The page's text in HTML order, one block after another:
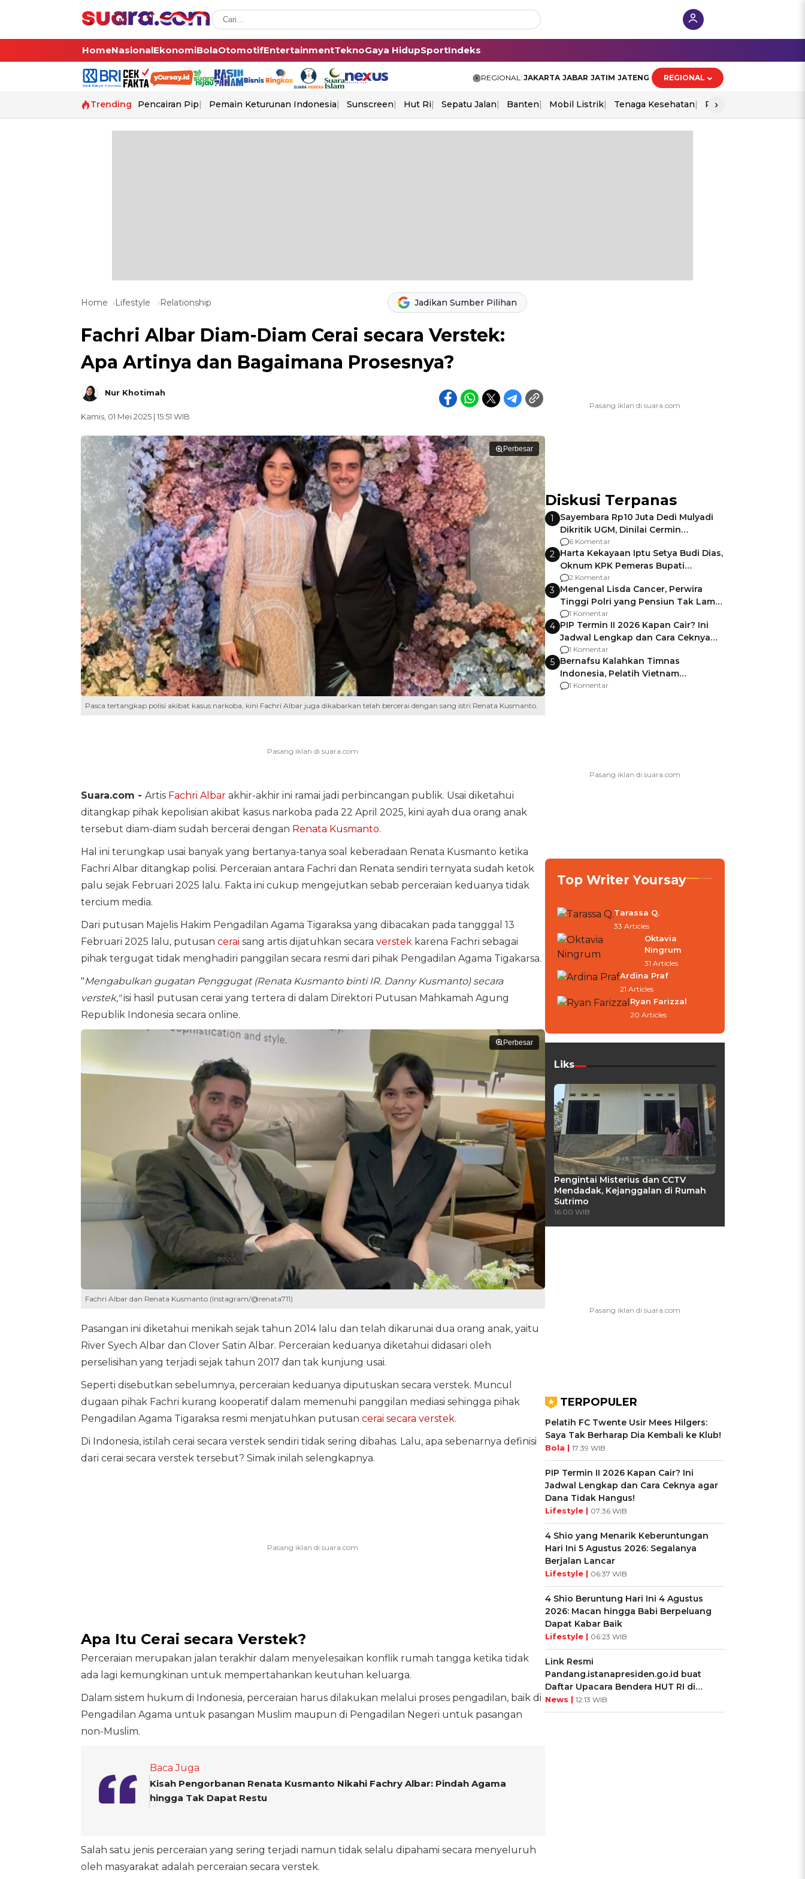
HomeNasionalEkonomiBolaOtomotifEntertainmentTeknoGaya HidupSportIndeks
REGIONAL: JAKARTA JABAR JATIM JATENG REGIONAL
Trending Pencairan Pip Pemain Keturunan Indonesia Sunscreen Hut Ri Sepatu Jalan Banten Mobil Listrik Tenaga Kesehatan Perang As-Iran
›
Home Lifestyle Relationship Jadikan Sumber Pilihan
Fachri Albar Diam-Diam Cerai secara Verstek:
Apa Artinya dan Bagaimana Prosesnya?
Nur Khotimah
Kamis, 01 Mei 2025 | 15:51 WIB
Perbesar
Pasca tertangkap polisi akibat kasus narkoba, kini Fachri Albar juga dikabarkan telah bercerai dengan sang istri Renata Kusmanto.
Suara.com - Artis Fachri Albarakhir-akhir ini ramai jadi perbincangan publik. Usai diketahui
ditangkap pihak kepolisian akibat kasus narkoba pada 22 April 2025, kini ayah dua orang anak
tersebut diam-diam sudah bercerai dengan Renata Kusmanto.
Hal ini terungkap usai banyak yang bertanya-tanya soal keberadaan Renata Kusmanto ketika
Fachri Albar ditangkap polisi. Perceraian antara Fachri dan Renata sendiri ternyata sudah ketok
palu sejak Februari 2025 lalu. Fakta ini cukup mengejutkan sebab perceraian keduanya tidak
tercium media.
Dari putusan Majelis Hakim Pengadilan Agama Tigaraksa yang dibacakan pada tangggal 13
Februari 2025 lalu, putusan cerai sang artis dijatuhkan secara verstek karena Fachri sebagai
pihak tergugat tidak menghadiri panggilan secara resmi dari pihak Pengadilan Agama Tigakarsa.
"Mengabulkan gugatan Penggugat (Renata Kusmanto binti IR. Danny Kusmanto) secara
verstek,"isi hasil putusan cerai yang tertera di dalam Direktori Putusan Mahkamah Agung
Republik Indonesia secara online.
Perbesar
Fachri Albar dan Renata Kusmanto (Instagram/@renata711)
Pasangan ini diketahui menikah sejak tahun 2014 lalu dan telah dikarunai dua orang anak, yaitu
River Syech Albar dan Clover Satin Albar. Perceraian keduanya diketahui didasari oleh
perselisihan yang terjadi sejak tahun 2017 dan tak kunjung usai.
Seperti disebutkan sebelumnya, perceraian keduanya diputuskan secara verstek. Muncul
dugaan pihak Fachri kurang kooperatif dalam memenuhi panggilan mediasi sehingga pihak
Pengadilan Agama Tigaraksa resmi menjatuhkan putusan cerai secara verstek.
Di Indonesia, istilah cerai secara verstek sendiri tidak sering dibahas. Lalu, apa sebenarnya definisi
dari cerai secara verstek tersebut? Simak inilah selengkapnya.
Apa Itu Cerai secara Verstek?
Perceraian merupakan jalan terakhir dalam menyelesaikan konflik rumah tangga ketika tidak
ada lagi kemungkinan untuk mempertahankan keutuhan keluarga.
Dalam sistem hukum di Indonesia, perceraian harus dilakukan melalui proses pengadilan, baik di
Pengadilan Agama untuk pasangan Muslim maupun di Pengadilan Negeri untuk pasangan
non-Muslim.
Baca Juga
Kisah Pengorbanan Renata Kusmanto Nikahi Fachry Albar: Pindah Agama
hingga Tak Dapat Restu
Salah satu jenis perceraian yang sering terjadi namun tidak selalu dipahami secara menyeluruh
oleh masyarakat adalah perceraian secara verstek.
Diskusi Terpanas
1
Sayembara Rp10 Juta Dedi Mulyadi
Dikritik UGM, Dinilai Cermin
Gagalnya Negara Jamin Keamanan
6 Komentar
2 Harta Kekayaan Iptu Setya Budi Dias,
Oknum KPK Pemeras Bupati
Pemalang
2 Komentar
3 Mengenal Lisda Cancer, Perwira
Tinggi Polri yang Pensiun Tak Lama
Usai Jadi Brigjen
1 Komentar
4 PIP Termin II 2026 Kapan Cair? Ini
Jadwal Lengkap dan Cara Ceknya
agar Dana Tidak Hangus!
1 Komentar
5 Bernafsu Kalahkan Timnas
Indonesia, Pelatih Vietnam
Berencana Pakai Jimat di Pakansari
1 Komentar
Top Writer Yoursay
Tarassa Q.
33 Articles
Oktavia
Ningrum
31 Articles
Ardina Praf
21 Articles
Ryan Farizzal
20 Articles
Liks
Pengintai Misterius dan CCTV
Mendadak, Kejanggalan di Rumah
Sutrimo
16:00 WIB
TERPOPULER
Pelatih FC Twente Usir Mees Hilgers:
Saya Tak Berharap Dia Kembali ke Klub!
Bola | 17:39 WIB
PIP Termin II 2026 Kapan Cair? Ini
Jadwal Lengkap dan Cara Ceknya agar
Dana Tidak Hangus!
Lifestyle | 07:36 WIB
4 Shio yang Menarik Keberuntungan
Hari Ini 5 Agustus 2026: Segalanya
Berjalan Lancar
Lifestyle | 06:37 WIB
4 Shio Beruntung Hari Ini 4 Agustus
2026: Macan hingga Babi Berpeluang
Dapat Kabar Baik
Lifestyle | 06:23 WIB
Link Resmi
Pandang.istanapresiden.go.id buat
Daftar Upacara Bendera HUT RI di
Istana Negara
News | 12:13 WIB